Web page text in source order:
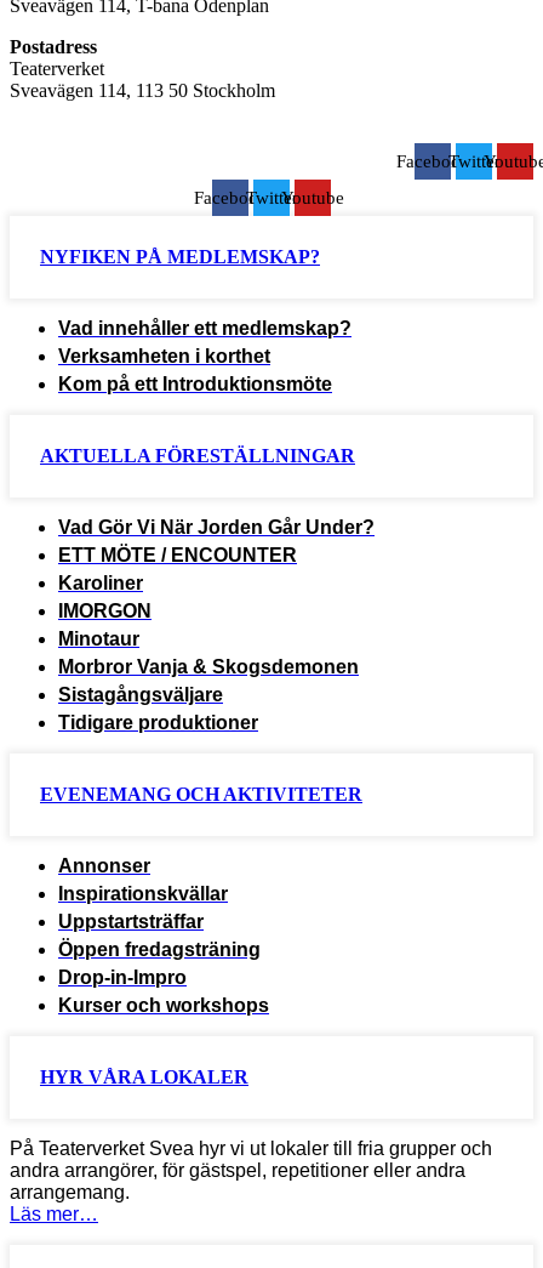
Sveavägen 114, T-bana Odenplan
Postadress
Teaterverket
Sveavägen 114, 113 50 Stockholm
FacebookTwitter
FacebookTwitterYoutube
NYFIKEN PÅ MEDLEMSKAP?
Vad innehåller ett medlemskap?
Verksamheten i korthet
Kom på ett Introduktionsmöte
AKTUELLA FÖRESTÄLLNINGAR
Vad Gör Vi När Jorden Går Under?
ETT MÖTE / ENCOUNTER
Karoliner
IMORGON
Minotaur
Morbror Vanja & Skogsdemonen
Sistagångsväljare
Tidigare produktioner
EVENEMANG OCH AKTIVITETER
Annonser
Inspirationskvällar
Uppstartsträffar
Öppen fredagsträning
Drop-in-Impro
Kurser och workshops
HYR VÅRA LOKALER
På Teaterverket Svea hyr vi ut lokaler till fria grupper och
andra arrangörer, för gästspel, repetitioner eller andra
arrangemang.
Läs mer…